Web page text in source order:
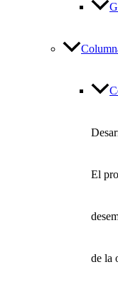
El
de la